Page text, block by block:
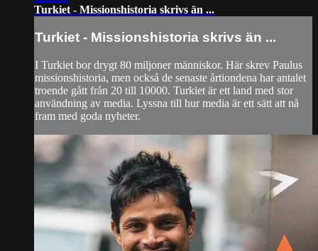
Turkiet - Missionshistoria skrivs än ...
Turkiet - Missionshistoria skrivs än ...
I Turkiet bor drygt 80 miljoner människor. Här skrev Paulus
missionshistoria, men också de senaste årtiondena har antalet
troende gått från 20 till 10000. Turkiet är ett land med stor
användning av media. Lyssna till hur media är ett sätt att nå
fram med goda nyheter.